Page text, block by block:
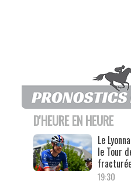
D'HEURE EN HEURE
Le
le Tour
19:30